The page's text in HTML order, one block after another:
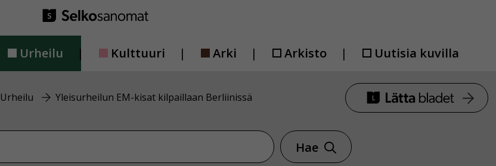
Urheilu Kulttuuri Arki Arkisto Uutisia kuvilla
Urheilu Yleisurheilun EM-kisat kilpaillaan Berliinissä
Hae